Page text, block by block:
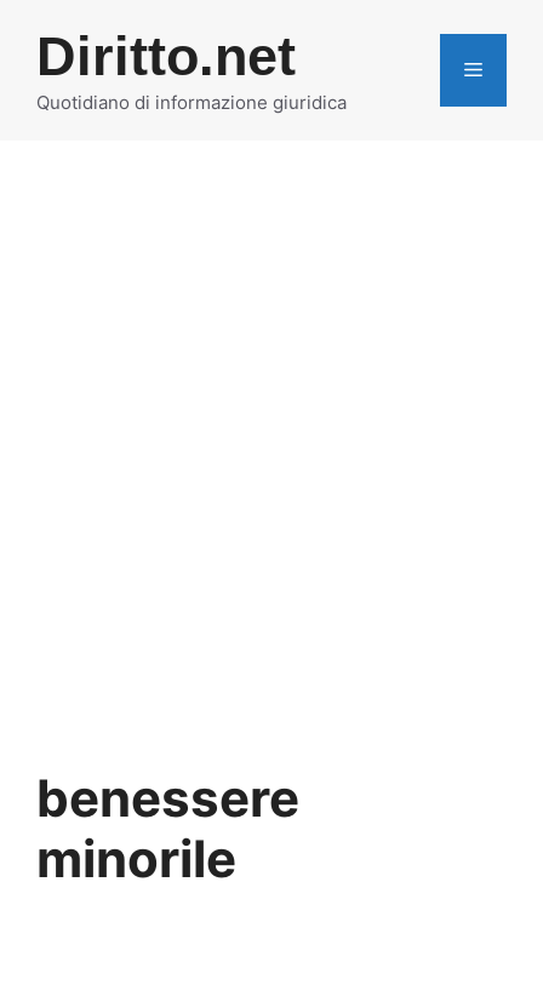
contenuto
Diritto.net
Quotidiano di informazione giuridica
MENU
benessere
minorile